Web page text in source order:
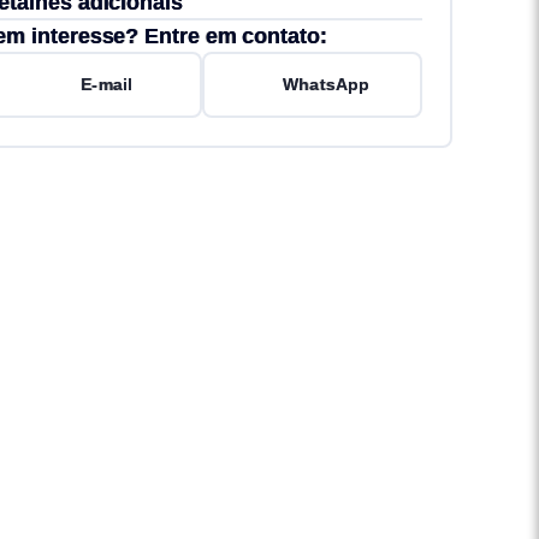
interesse? Entre em contato:
E-mail WhatsApp